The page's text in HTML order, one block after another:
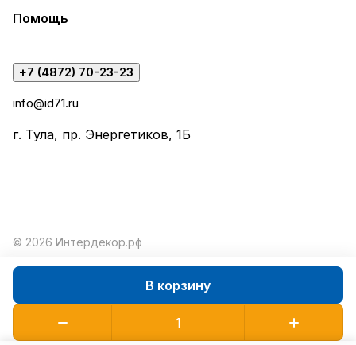
В корзину
Помощь
+7 (4872) 70-23-23
info@id71.ru
г. Тула, пр. Энергетиков, 1Б
© 2026 Интердекор.рф